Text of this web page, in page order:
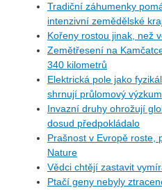
Tradiční záhumenky
intenzivní zemědělské
Kořeny rostou jinak, než
Zemětřesení na
340 kilometrů
Elektrická pole jako
shrnují průlomový výzkum
Invazní druhy ohrožují
dosud předpokládalo
Prašnost v Evropě roste,
Nature
Vědci chtějí zastavit
Ptačí geny nebyly